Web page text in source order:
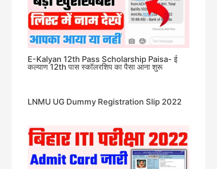
E-Kalyan 12th Pass Scholarship Paisa- ई
कल्याण 12th पास स्कॉलरशिप का पैसा आना शुरू
LNMU UG Dummy Registration Slip 2022